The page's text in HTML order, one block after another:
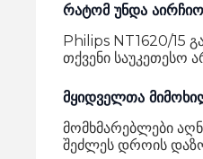
რატომ უნდა
Philips NT1620/15
თქვენი საუკეთესო
მყიდველთა
მომხმარებლები
შეძლეს დროის